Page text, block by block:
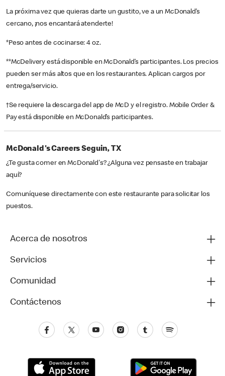
La próxima vez que quieras darte un gustito, ve a un McDonald’s
cercano, ¡nos encantará atenderte!
*Peso antes de cocinarse: 4 oz.
**McDelivery está disponible en McDonald’s participantes. Los precios
pueden ser más altos que en los restaurantes. Aplican cargos por
entrega/servicio.
†Se requiere la descarga del app de McD y el registro. Mobile Order &
Pay está disponible en McDonald’s participantes.
McDonald's Careers Seguin, TX
¿Te gusta comer en McDonald's? ¿Alguna vez pensaste en trabajar
aquí?
Comuníquese directamente con este restaurante para solicitar los
puestos.
Acerca de nosotros
Servicios
Comunidad
Contáctenos